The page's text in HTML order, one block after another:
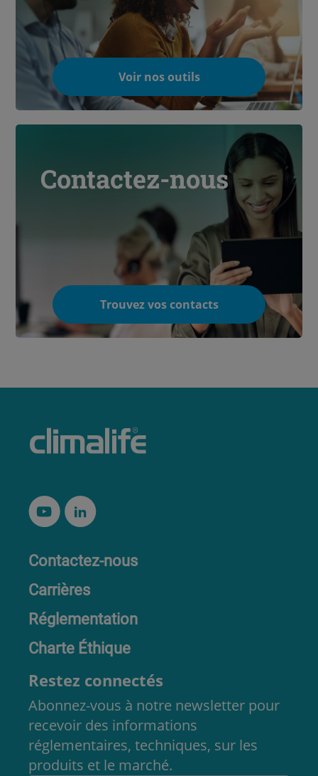
Voir nos outils
Contactez-nous
Trouvez vos contacts
Contactez-nous
Carrières
Réglementation
Charte Éthique
Restez connectés
Abonnez-vous à notre newsletter pour
recevoir des informations
réglementaires, techniques, sur les
produits et le marché.